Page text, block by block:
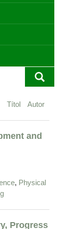
Títol Autor
and
, Physical
Progress